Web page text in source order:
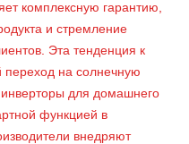
комплексную гарантию,
и стремление
Эта тенденция к
переход на солнечную
инверторы для домашнего
функцией в
внедряют